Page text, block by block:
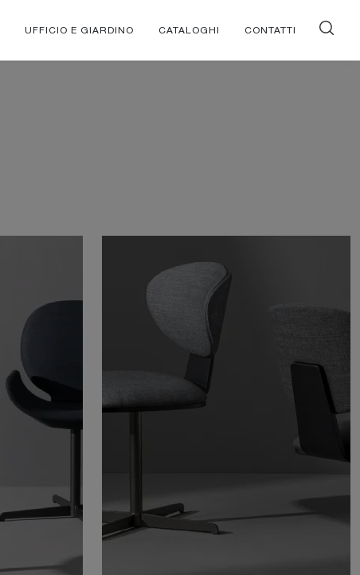
UFFICIO E GIARDINO CATALOGHI CONTATTI